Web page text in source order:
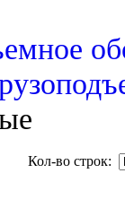
Кол-во строк: